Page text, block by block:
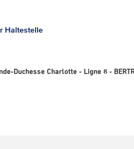
Haltestelle
Duchesse Charlotte - Ligne 8 -